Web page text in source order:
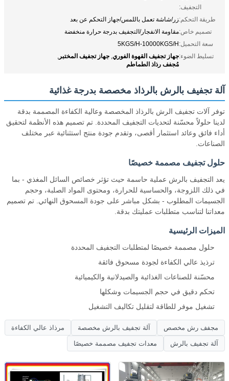
التجفيف:
طريقة التحكم:زر/شاشة تعمل باللمس/جهاز التحكم عن بعد
تصميم خاص:مقاومة الانفجار/التجفيف بدرجة حرارة منخفضة
سعة التحميل:5KGS/H-10000KGS/H
تسليط الضوء:جهاز تجفيف القهوة الفوري, جهاز تجفيف المختبر ,
مُجفف رذاذ الطماطم
آلة تجفيف بالرش بالرذاذ مخصصة بدرجة غذائية
توفر آلات تجفيف الرش بالرذاذ المخصصة وعالية الكفاءة المصممة بدقة
لدينا حلولاً محسّنة لتحديات التجفيف المحددة. تم تصميم هذه الأنظمة لتحقيق
أداء فائق وعائد استثمار أقصى، وتقدم جودة منتج استثنائية عبر مختلف
الصناعات.
حلول تجفيف مصممة خصيصًا
يعد التجفيف بالرش عملية حاسمة حيث تؤثر خصائص السائل المغذي - بما
في ذلك اللزوجة، والحساسية للحرارة، ومحتوى المواد الصلبة، وحجم
الجسيمات المطلوب - بشكل مباشر على جودة المسحوق النهائي. تم تصميم
معداتنا لتناسب متطلبات عمليتك بدقة.
الميزات الرئيسية
حلول مصممة خصيصًا لمتطلبات التجفيف المحددة
ترذيذ عالي الكفاءة لجودة مسحوق فائقة
محسّنة للصناعات الغذائية والصيدلانية والكيميائية
تحكم دقيق في حجم الجسيمات وشكلها
تشغيل موفر للطاقة لتقليل تكاليف التشغيل
مجفف رش مخصص آلة تجفيف بالرش مخصصة مرذاذ عالي الكفاءة
آلة تجفيف بالرش معدات تجفيف مصممة خصيصًا